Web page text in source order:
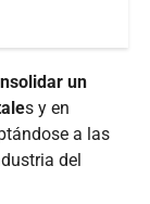
un
s y en
a las
del